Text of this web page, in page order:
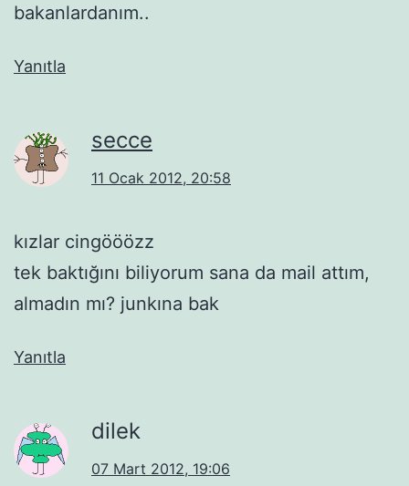
bakanlardanım..
Yanıtla
secce
11 Ocak 2012, 20:58
kızlar cingööözz
tek baktığını biliyorum sana da mail attım,
almadın mı? junkına bak
Yanıtla
dilek
07 Mart 2012, 19:06